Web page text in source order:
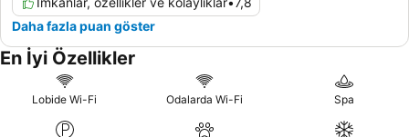
Daha fazla puan göster
En İyi Özellikler
Lobide Wi-Fi Odalarda Wi-Fi Spa